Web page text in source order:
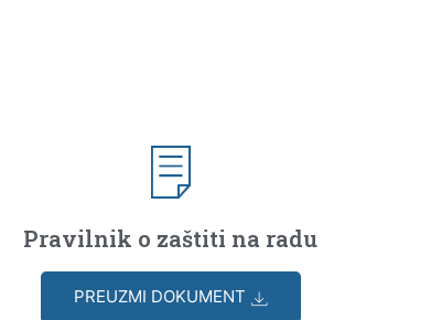
Pravilnik o zaštiti na radu
PREUZMI DOKUMENT